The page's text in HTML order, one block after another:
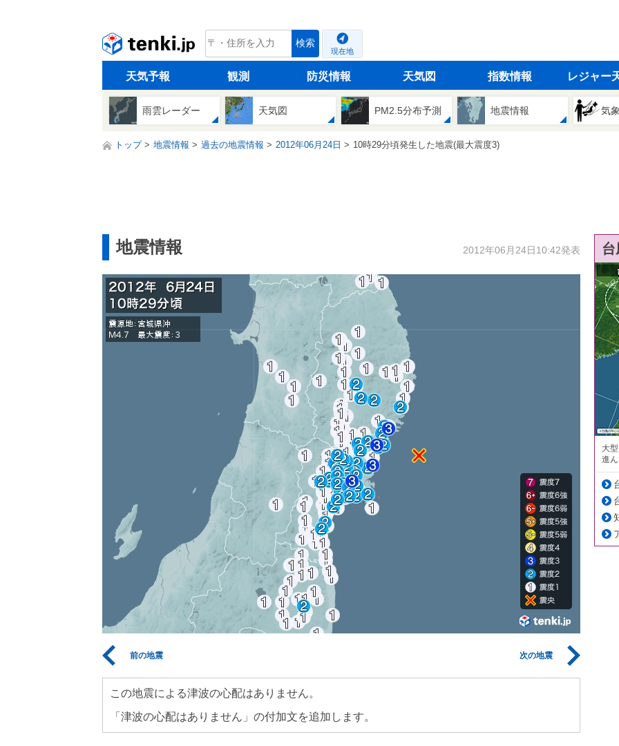
tenki.jp 検索
現在地
天気予報 観測 防災情報 天気図 指数情報 レジャー
雨雲レーダー 天気図 PM2.5分布予測 地震情報 気
トップ 地震情報 過去の地震情報 2012年06月24日 10時29分頃発生した地震(最大震度3)
地震情報 2012年06月24日10:42発表
前の地震 次の地震
この地震による津波の心配はありません。
「津波の心配はありません」の付加文を追加します。
大
進